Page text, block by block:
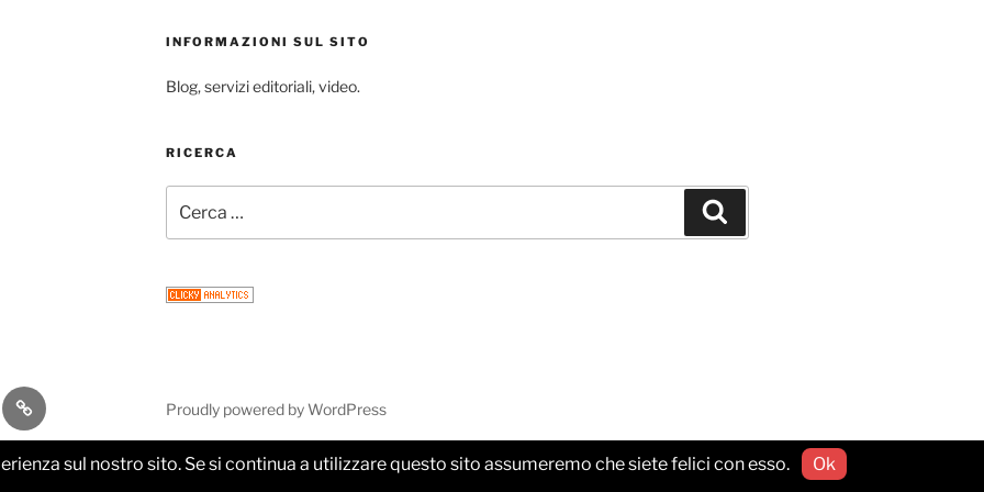
INFORMAZIONI SUL SITO
Blog, servizi editoriali, video.
RICERCA
Email Proudly powered by WordPress
sul nostro sito. Se si continua a utilizzare questo sito assumeremo che siete felici con esso. Ok